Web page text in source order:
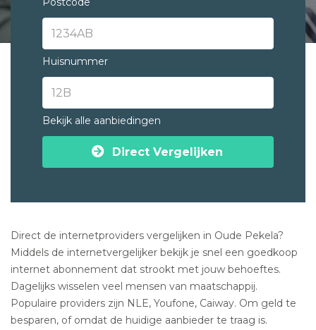
Huisnummer
Bekijk alle aanbiedingen
Direct Vergelijken
Direct de internetproviders vergelijken in Oude Pekela?
Middels de internetvergelijker bekijk je snel een goedkoop
internet abonnement dat strookt met jouw behoeftes.
Dagelijks wisselen veel mensen van maatschappij.
Populaire providers zijn NLE, Youfone, Caiway. Om geld te
besparen, of omdat de huidige aanbieder te traag is.